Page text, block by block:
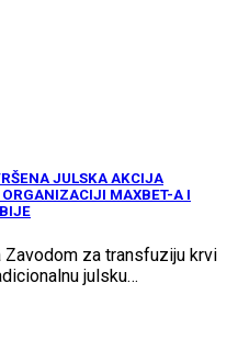
JULSKA AKCIJA
MAXBET-A I
Zavodom za transfuziju krvi
julsku…